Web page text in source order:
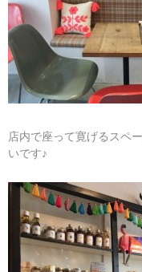
店内で座って寛げるスペ
いです♪